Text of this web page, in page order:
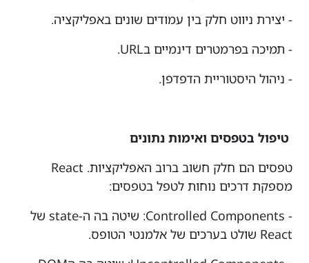
- יצירת ניווט חלק בין עמודים שונים באפליקציה.
- תמיכה בפרמטרים דינמיים בURL.
- ניהול היסטוריית הדפדפן.
טיפול בטפסים ואימות נתונים
טפסים הם חלק חשוב ברוב האפליקציות. React
מספקת דרכים נוחות לטפל בטפסים:
- Controlled Components: שיטה בה ה-state של
React שולט בערכים של אלמנטי הטופס.